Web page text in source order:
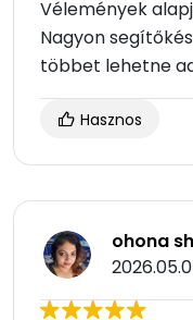
Vélemények
Nagyon
többet lehetne
Hasznos
ohona